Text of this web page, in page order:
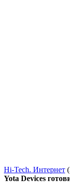
Hi-Tech. Интернет
Yota Devices